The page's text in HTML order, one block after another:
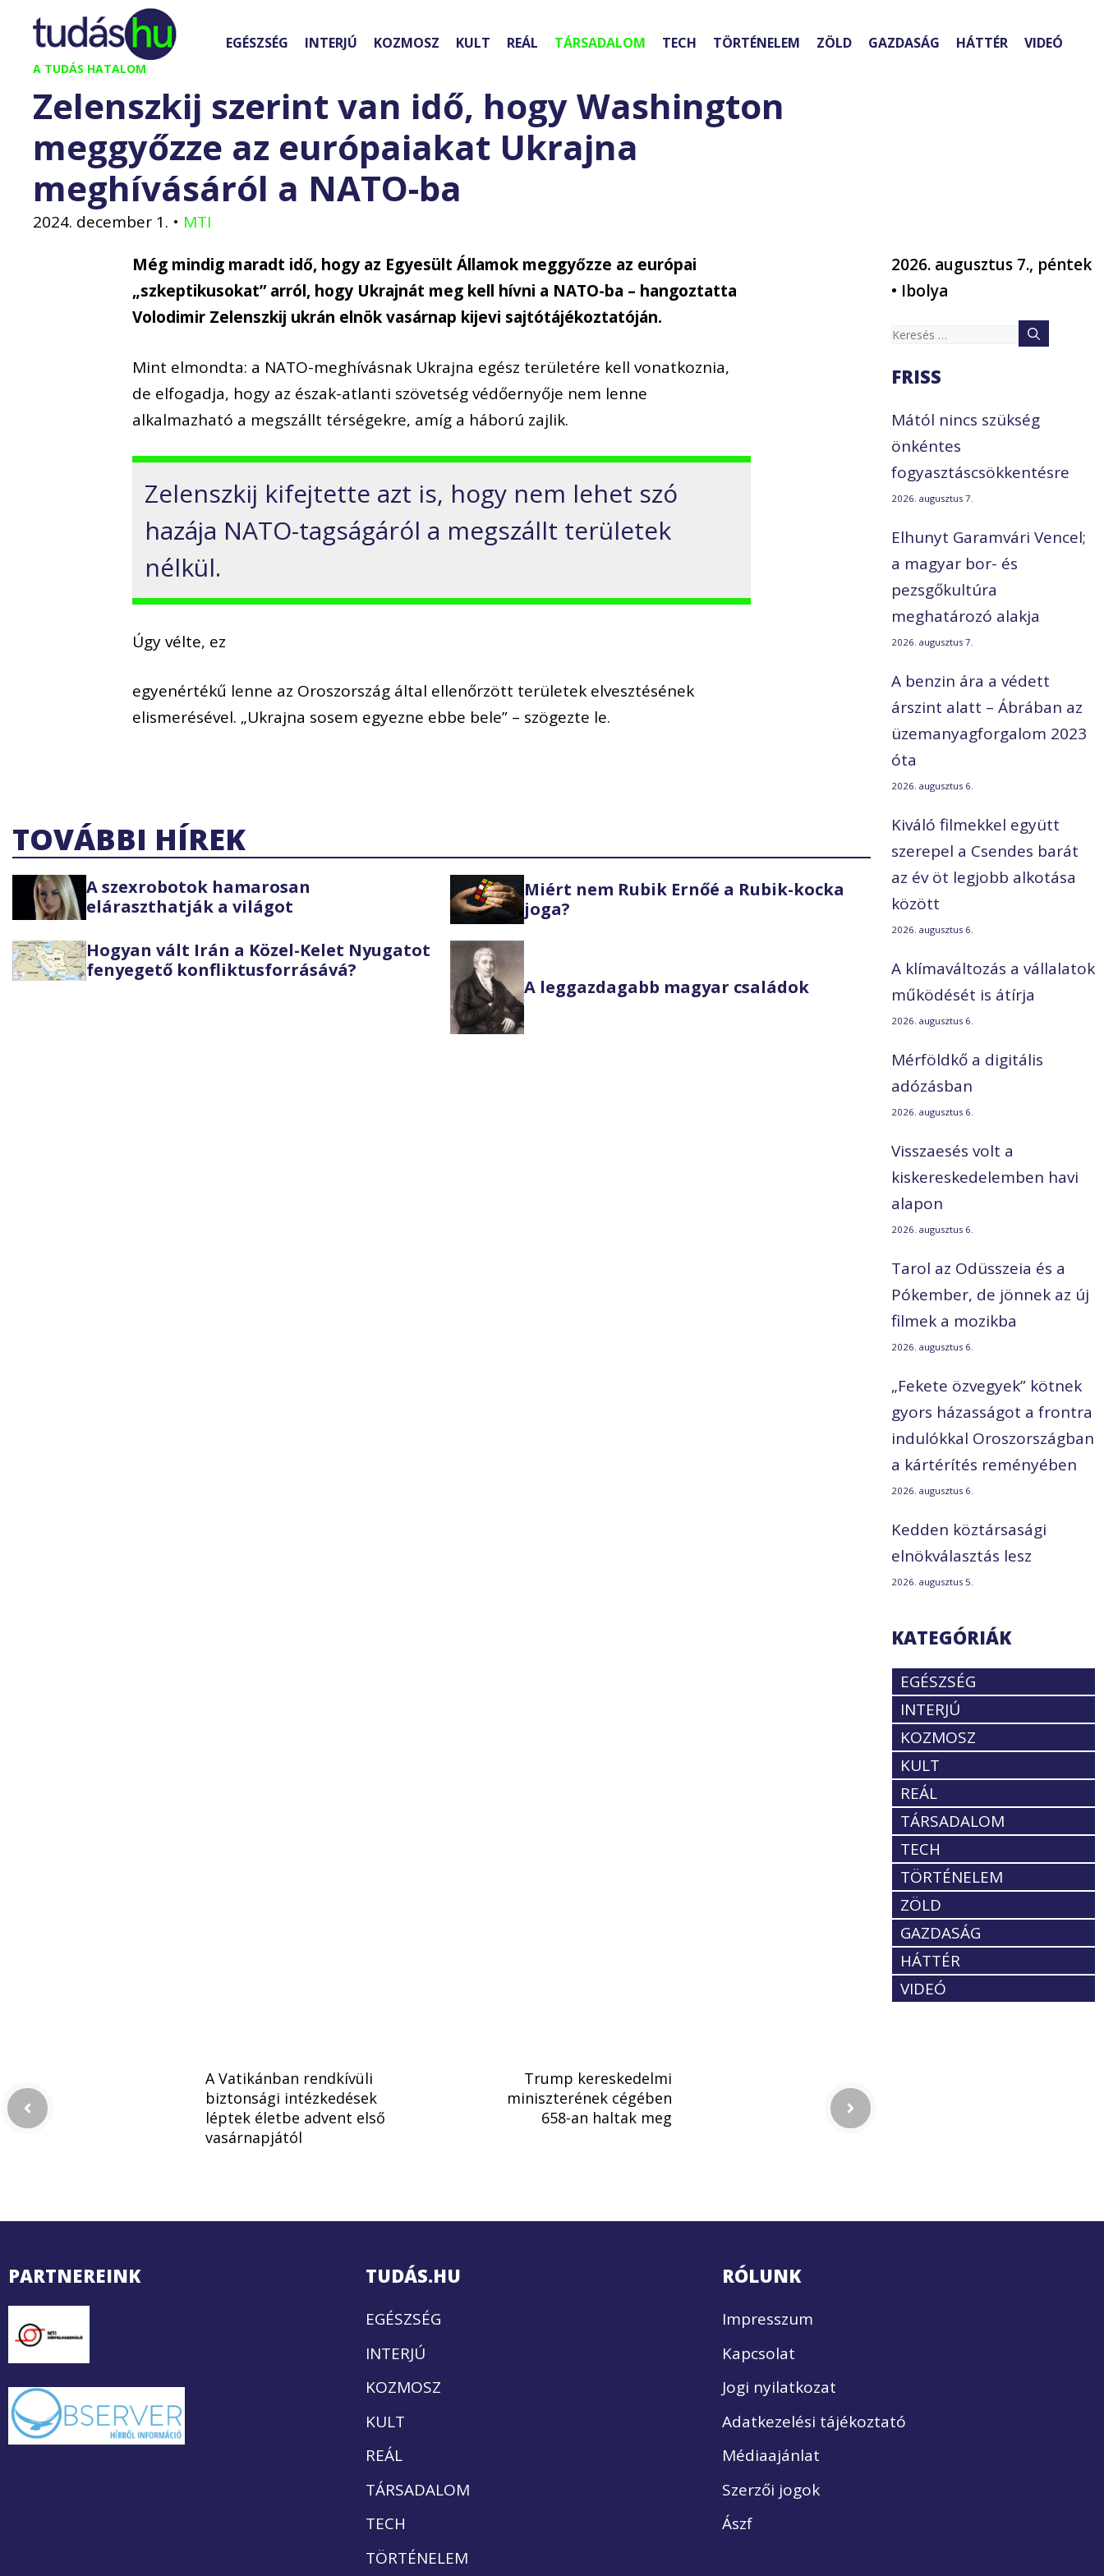
Kilépés
tartalomba
A TUDÁS HATALOM
EGÉSZSÉG INTERJÚ KOZMOSZ KULT REÁL TÁRSADALOM TECH TÖRTÉNELEM ZÖLD GAZDASÁG HÁTTÉR VIDEÓ
Zelenszkij szerint van idő, hogy Washington
meggyőzze az európaiakat Ukrajna
meghívásáról a NATO-ba
2024. december 1. • MTI
Még mindig maradt idő, hogy az Egyesült Államok meggyőzze az európai
„szkeptikusokat” arról, hogy Ukrajnát meg kell hívni a NATO-ba – hangoztatta
Volodimir Zelenszkij ukrán elnök vasárnap kijevi sajtótájékoztatóján.
Mint elmondta: a NATO-meghívásnak Ukrajna egész területére kell vonatkoznia,
de elfogadja, hogy az észak-atlanti szövetség védőernyője nem lenne
alkalmazható a megszállt térségekre, amíg a háború zajlik.
Zelenszkij kifejtette azt is, hogy nem lehet szó
hazája NATO-tagságáról a megszállt területek
nélkül.
Úgy vélte, ez
egyenértékű lenne az Oroszország által ellenőrzött területek elvesztésének
elismerésével. „Ukrajna sosem egyezne ebbe bele” – szögezte le.
TOVÁBBI HÍREK
A szexrobotok hamarosan
eláraszthatják a világot
Miért nem Rubik Ernőé a Rubik-kocka
joga?
Hogyan vált Irán a Közel-Kelet Nyugatot
fenyegető konfliktusforrásává?
A leggazdagabb magyar családok
2026. augusztus 7., péntek
• Ibolya
Keresés:
FRISS
Mától nincs szükség
önkéntes
fogyasztáscsökkentésre
2026. augusztus 7.
Elhunyt Garamvári Vencel;
a magyar bor- és
pezsgőkultúra
meghatározó alakja
2026. augusztus 7.
A benzin ára a védett
árszint alatt – Ábrában az
üzemanyagforgalom 2023
óta
2026. augusztus 6.
Kiváló filmekkel együtt
szerepel a Csendes barát
az év öt legjobb alkotása
között
2026. augusztus 6.
A klímaváltozás a vállalatok
működését is átírja
2026. augusztus 6.
Mérföldkő a digitális
adózásban
2026. augusztus 6.
Visszaesés volt a
kiskereskedelemben havi
alapon
2026. augusztus 6.
Tarol az Odüsszeia és a
Pókember, de jönnek az új
filmek a mozikba
2026. augusztus 6.
„Fekete özvegyek” kötnek
gyors házasságot a frontra
indulókkal Oroszországban
a kártérítés reményében
2026. augusztus 6.
Kedden köztársasági
elnökválasztás lesz
2026. augusztus 5.
KATEGÓRIÁK
EGÉSZSÉG
INTERJÚ
KOZMOSZ
KULT
REÁL
TÁRSADALOM
TECH
TÖRTÉNELEM
ZÖLD
GAZDASÁG
HÁTTÉR
VIDEÓ
A Vatikánban rendkívüli
biztonsági intézkedések
léptek életbe advent első
vasárnapjától
Trump kereskedelmi
miniszterének cégében
658-an haltak meg
PARTNEREINK TUDÁS.HU
EGÉSZSÉG
INTERJÚ
KOZMOSZ
KULT
REÁL
TÁRSADALOM
TECH
TÖRTÉNELEM
RÓLUNK
Impresszum
Kapcsolat
Jogi nyilatkozat
Adatkezelési tájékoztató
Médiaajánlat
Szerzői jogok
Ászf